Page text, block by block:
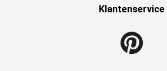
Klantenservice